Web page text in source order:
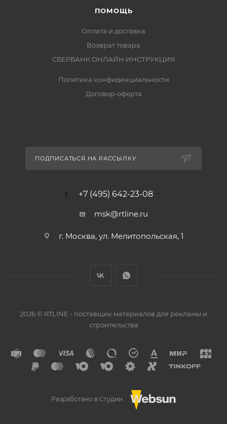
ПОМОЩЬ
Оплата и доставка
Возврат товара
СБЕРБАНК ОНЛАЙН ИНСТРУКЦИЯ
Политика конфиденциальности
Договор-оферта
ПОДПИСАТЬСЯ НА РАССЫЛКУ
+7 (495) 642-23-08
msk@rtline.ru
г. Москва, ул. Мелитопольская, 1
2026 © RTLINE - поставщик материалов для рекламы и
строительства
Разработано в Студии